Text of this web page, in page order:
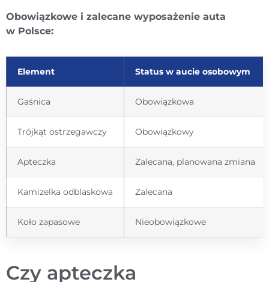
Obowiązkowe i zalecane wyposażenie auta
w Polsce:
Element Status w aucie osobowym
Gaśnica Obowiązkowa
Trójkąt ostrzegawczy Obowiązkowy
Apteczka Zalecana, planowana zmiana
Kamizelka odblaskowa Zalecana
Koło zapasowe Nieobowiązkowe
Czy apteczka